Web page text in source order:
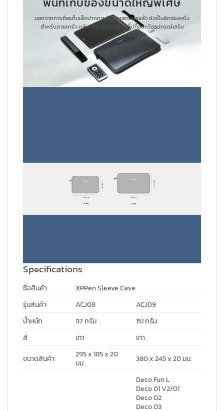
นอกจากการถือแท็บเล็ตปากกาหรือจอแสดงผลแล้ว ยังเป็นอีกช่องหนึ่ง
สำหรับสายชาร์จ หูฟัง โทรศัพท์มือถือ แล็ปท็อปหรืออุปกรณ์เสริม
Specifications
ชื่อสินค้า
XPPen Sleeve Case
รุ่นสินค้า
ACJ08
ACJ09
น้ำหนัก
97 กรัม
151 กรัม
สี
เทา
เทา
ขนาดสินค้า
295 x 185 x 20
มม.
380 x 245 x 20 มม.
Deco Fun L
Deco 01 V2/01
Deco 02
Deco 03